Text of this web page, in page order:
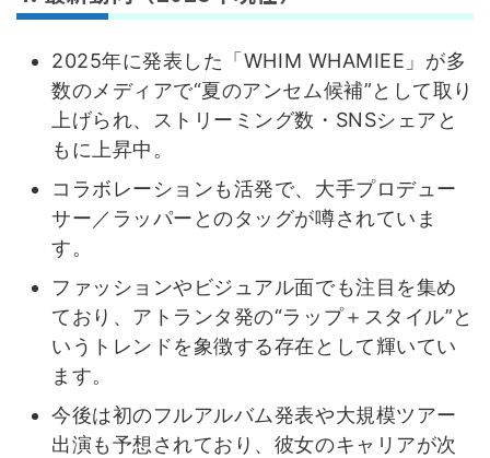
2025年に発表した「WHIM WHAMIEE」が多
数のメディアで“夏のアンセム候補”として取り
上げられ、ストリーミング数・SNSシェアと
もに上昇中。
コラボレーションも活発で、大手プロデュー
サー／ラッパーとのタッグが噂されていま
す。
ファッションやビジュアル面でも注目を集め
ており、アトランタ発の“ラップ＋スタイル”と
いうトレンドを象徴する存在として輝いてい
ます。
今後は初のフルアルバム発表や大規模ツアー
出演も予想されており、彼女のキャリアが次